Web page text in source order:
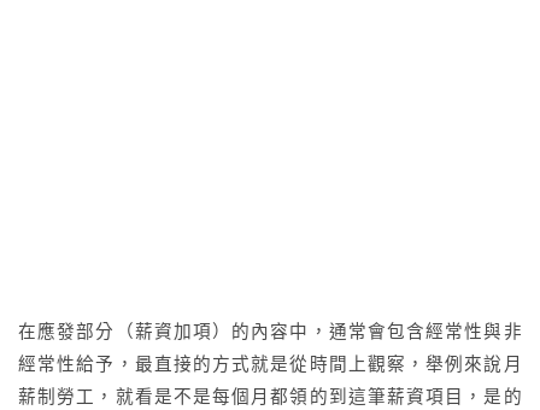
在應發部分（薪資加項）的內容中，通常會包含經常性與非
經常性給予，最直接的方式就是從時間上觀察，舉例來說月
薪制勞工，就看是不是每個月都領的到這筆薪資項目，是的